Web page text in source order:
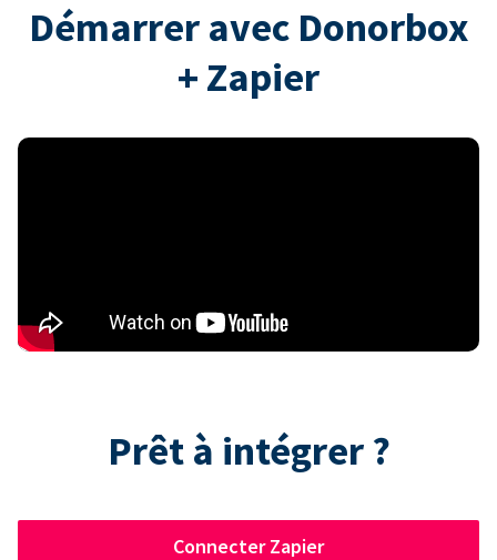
Démarrer avec Donorbox
+ Zapier
Prêt à intégrer ?
Connecter Zapier